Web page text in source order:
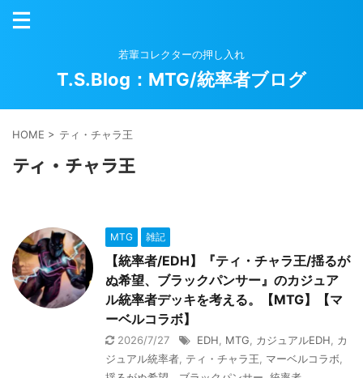
若輩コレクターの押し入れ
T.S.Blog：MTG/統率者ブログ
HOME > ティ・チャラ王
ティ・チャラ王
MTG 雑記
【統率者/EDH】『ティ・チャラ王/揺るが
ぬ希望、ブラックパンサー』のカジュア
ル統率者デッキを考える。【MTG】【マ
ーベルコラボ】
2026/7/27 EDH MTG カジュアルEDH
カ
ジュアル統率者 ティ・チャラ王 マーベルコラボ